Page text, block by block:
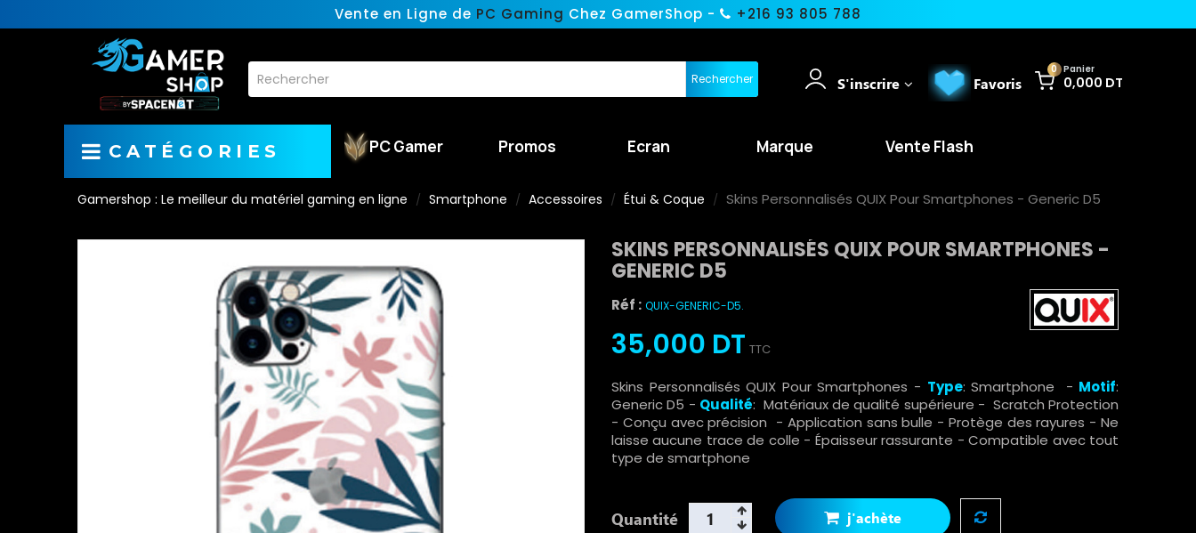
Vente en Ligne de PC Gaming Chez GamerShop - +216 93 805 788
Rechercher
0 Panier
0,000 DT
Favoris
S'inscrire
CATÉGORIES PC Gamer Promos Ecran Marque Vente Flash
Gamershop : Le meilleur du matériel gaming en ligne Smartphone Accessoires Étui & Coque Skins Personnalisés QUIX Pour Smartphones - Generic D5
SKINS PERSONNALISÉS QUIX POUR SMARTPHONES -
GENERIC D5
Réf : QUIX-GENERIC-D5.
35,000 DT TTC
Skins Personnalisés QUIX Pour Smartphones - Type: Smartphone - Motif:
Generic D5 - Qualité: Matériaux de qualité supérieure - Scratch Protection
- Conçu avec précision - Application sans bulle - Protège des rayures - Ne
laisse aucune trace de colle - Épaisseur rassurante - Compatible avec tout
type de smartphone
Quantité j'achète